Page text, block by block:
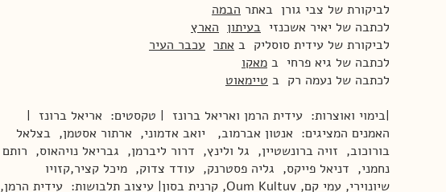
לביקורת של צבי גורן באתר הבמה
לכתבה של יאיר אשכנזי בעיתון הארץ
לביקורת של עידית סוסליק ב אתר עכבר העיר
לכתבה של גיא פרחי ב מאקו
לכתבה של נעמה רק ב טיימאוט
|בימוי ואוצרות: עידית הרמן ואריאל ברונז | טקסטים: אריאל ברונז |
האמנים המציגים: אנטון אברמוב, יואב אדמוני, ארתור אסטמן, בצלאל
בורוכוב, זויה ברונשטיין, גל ולינץ, דרור ליברמן, גבריאל נויהאוס, רותם
נחמני, דניאל פייקס, גליה פסטרנק, עודד צדוק, מיכל קציר,קזויו
שיונוירי, עמי קם, Oum Kultuv, קרנית בסון| עיצוב תלבושות: עידית הרמן,